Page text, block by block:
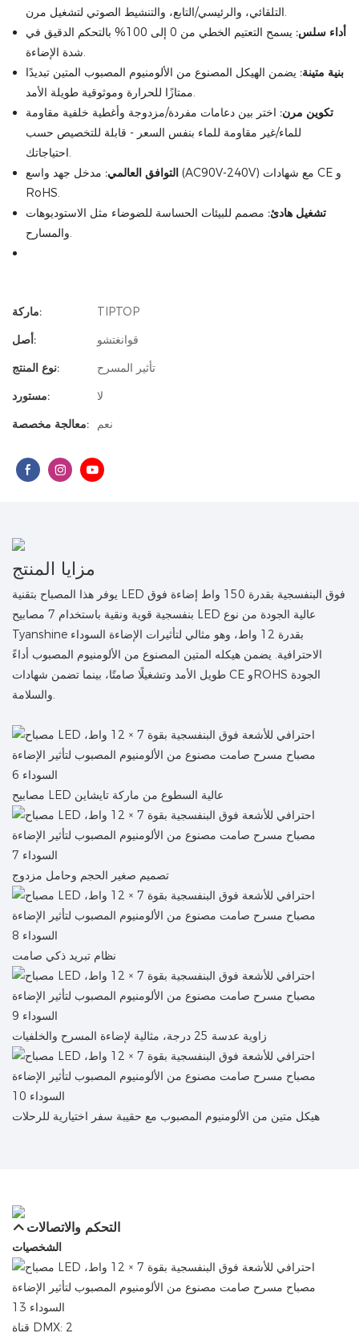
التلقائي، والرئيسي/التابع، والتنشيط الصوتي لتشغيل مرن.
أداء سلس:
يسمح التعتيم الخطي من 0 إلى 100% بالتحكم الدقيق في
شدة الإضاءة.
بنية متينة: يضمن الهيكل المصنوع من الألومنيوم المصبوب المتين تبديدًا
ممتازًا للحرارة وموثوقية طويلة الأمد.
تكوين مرن: اختر بين دعامات مفردة/مزدوجة وأغطية خلفية مقاومة
للماء/غير مقاومة للماء بنفس السعر - قابلة للتخصيص حسب
احتياجاتك.
التوافق العالمي: مدخل جهد واسع (AC90V-240V) مع شهادات CE و
RoHS.
تشغيل هادئ: مصمم للبيئات الحساسة للضوضاء مثل الاستوديوهات
والمسارح.
ماركة:
TIPTOP
أصل:
قوانغتشو
نوع المنتج:
تأثير المسرح
مستورد:
لا
معالجة مخصصة:
نعم
مزايا المنتج
يوفر هذا المصباح بتقنية LED فوق البنفسجية بقدرة 150 واط إضاءة فوق
بنفسجية قوية ونقية باستخدام 7 مصابيح LED عالية الجودة من نوع
Tyanshine بقدرة 12 واط، وهو مثالي لتأثيرات الإضاءة السوداء
الاحترافية. يضمن هيكله المتين المصنوع من الألومنيوم المصبوب أداءً
طويل الأمد وتشغيلًا صامتًا، بينما تضمن شهادات CE وROHS الجودة
والسلامة.
مصابيح LED عالية السطوع من ماركة تايشاين
تصميم صغير الحجم وحامل مزدوج
نظام تبريد ذكي صامت
زاوية عدسة 25 درجة، مثالية لإضاءة المسرح والخلفيات
هيكل متين من الألومنيوم المصبوب مع حقيبة سفر اختيارية للرحلات
التحكم والاتصالات
الشخصيات
قناة DMX: 2